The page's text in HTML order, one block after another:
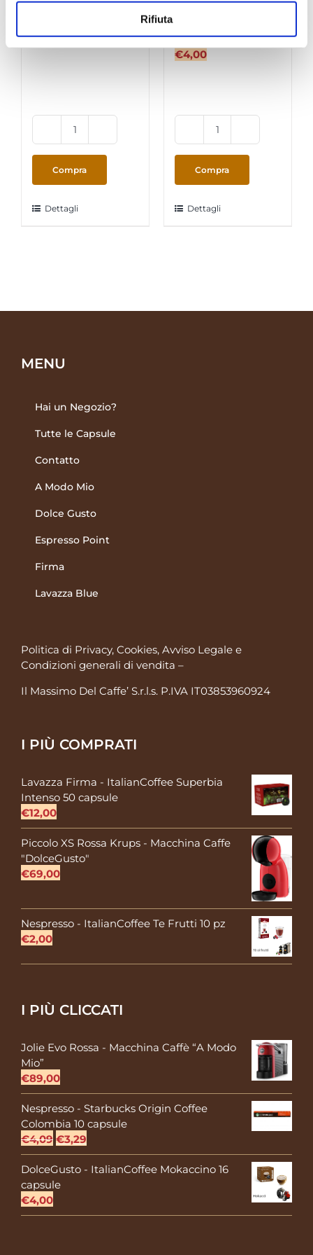
Rifiuta
Cioccolato 16
€4,00
DolceGusto
-
ItalianCoffee
Cioccolato
capsule
Compra
Dettagli
“MumuMilk”
16 capsule
€4,00
DolceGusto
-
ItalianCoffee
"MumuMilk"
Scremato
Compra
Dettagli
MENU
Hai un Negozio?
Tutte le Capsule
Contatto
A Modo Mio
Dolce Gusto
Espresso Point
Firma
Lavazza Blue
Politica di Privacy, Cookies, Avviso Legale e
Condizioni generali di vendita –
Il Massimo Del Caffe’ S.r.l.s. P.IVA IT03853960924
I PIÙ COMPRATI
Lavazza Firma - ItalianCoffee Superbia
Intenso 50 capsule
€12,00
Piccolo XS Rossa Krups - Macchina Caffe
"DolceGusto"
€69,00
Nespresso - ItalianCoffee Te Frutti 10 pz
€2,00
I PIÙ CLICCATI
Jolie Evo Rossa - Macchina Caffè “A Modo
Mio”
€89,00
Nespresso - Starbucks Origin Coffee
Colombia 10 capsule
€4,09 Il
prezzo
originale
era:
€3,29
prezzo
attuale
DolceGusto - ItalianCoffee Mokaccino 16
capsule
€4,00